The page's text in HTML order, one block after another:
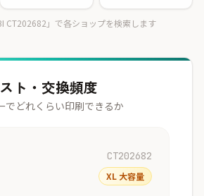
CT202682」で各ショップを検索します
ト・交換頻度
でどれくらい印刷できるか
CT202682
XL 大容量